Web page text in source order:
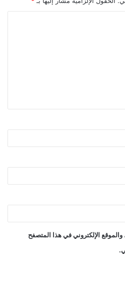
الإلكتروني في هذا المتصفح